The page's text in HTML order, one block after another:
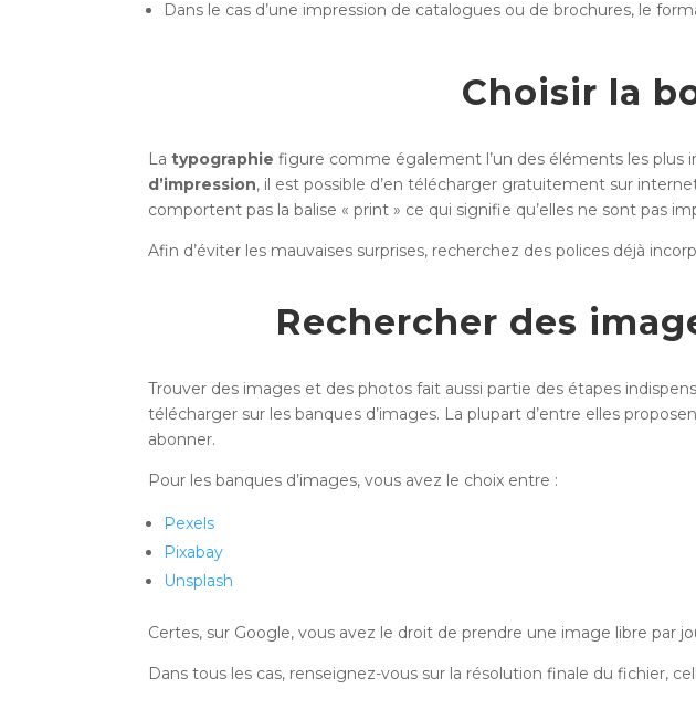
Dans le cas d’une impression de catalogues ou de brochures, le
Choisir la
Latypographie figure comme également l’un des éléments les plus
d’impression, il est possible d’en télécharger gratuitement sur
comportent pas la balise « print » ce qui signifie qu’elles ne sont pas
Afin d’éviter les mauvaises surprises, recherchez des polices déjà
Rechercher des
Trouver des images et des photos fait aussi partie des étapes
télécharger sur les banques d’images. La plupart d’entre elles
abonner.
Pour les banques d’images, vous avez le choix entre :
Pexels
Pixabay
Unsplash
Certes, sur Google, vous avez le droit de prendre une image libre par
Dans tous les cas, renseignez-vous sur la résolution finale du fichier,